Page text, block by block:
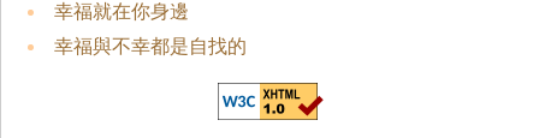
幸福就在你身邊
幸福與不幸都是自找的